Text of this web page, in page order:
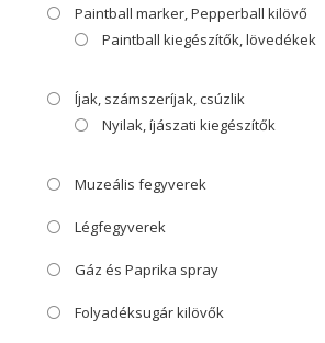
Paintball marker, Pepperball kilövő
Paintball kiegészítők, lövedékek
Íjak, számszeríjak, csúzlik
Nyilak, íjászati kiegészítők
Muzeális fegyverek
Légfegyverek
Gáz és Paprika spray
Folyadéksugár kilövők